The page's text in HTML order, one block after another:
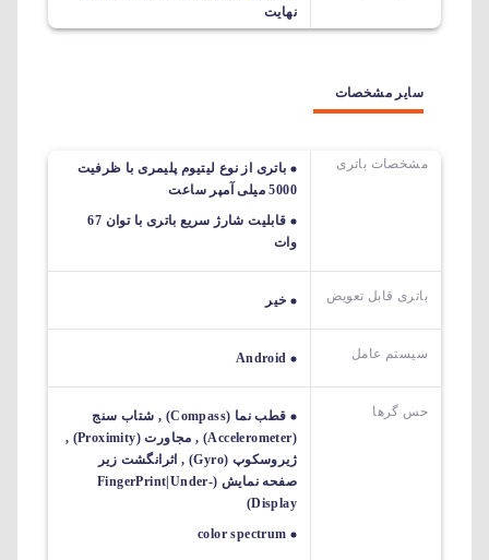
نهایت
سایر مشخصات
مشخصات باتری
باتری از نوع لیتیوم پلیمری با ظرفیت
5000 میلی آمپر ساعت
قابلیت شارژ سریع باتری با توان 67
وات
باتری قابل تعویض خیر
سیستم عامل Android
حس گرها
قطب نما (Compass) , شتاب سنج
(Accelerometer) , مجاورت (Proximity) ,
ژیروسکوپ (Gyro) , اثرانگشت زیر
صفحه نمایش (FingerPrint|Under-
Display)
color spectrum